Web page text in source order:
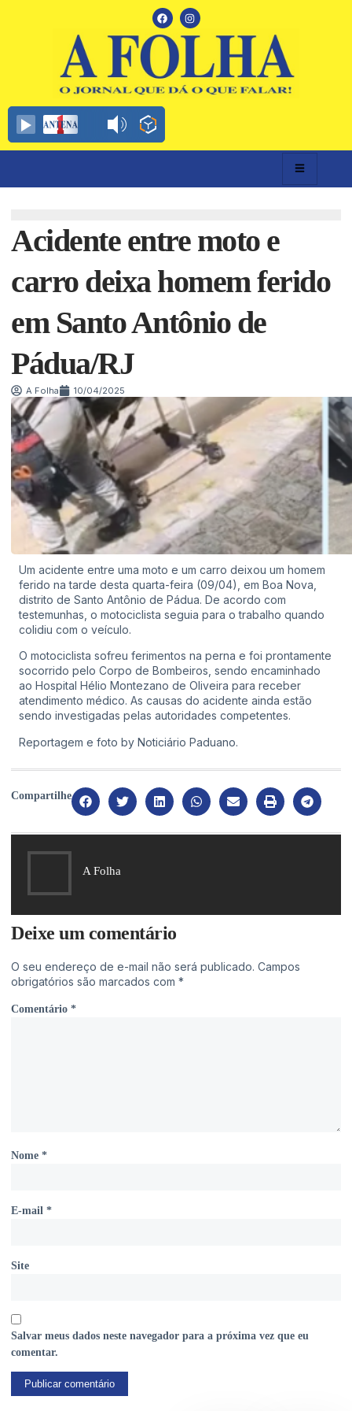
Acidente entre moto e
carro deixa homem ferido
em Santo Antônio de
Pádua/RJ
A Folha 10/04/2025
Um acidente entre uma moto e um carro deixou um homem
ferido na tarde desta quarta-feira (09/04), em Boa Nova,
distrito de Santo Antônio de Pádua. De acordo com
testemunhas, o motociclista seguia para o trabalho quando
colidiu com o veículo.
O motociclista sofreu ferimentos na perna e foi prontamente
socorrido pelo Corpo de Bombeiros, sendo encaminhado
ao Hospital Hélio Montezano de Oliveira para receber
atendimento médico. As causas do acidente ainda estão
sendo investigadas pelas autoridades competentes.
Reportagem e foto by Noticiário Paduano.
Compartilhe
A Folha
Deixe um comentário
O seu endereço de e-mail não será publicado. Campos
obrigatórios são marcados com *
Comentário *
Nome *
E-mail *
Site
Salvar meus dados neste navegador para a próxima vez que eu
comentar.